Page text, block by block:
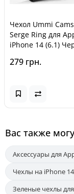
Чехол Ummi
Serge Ring для
iPhone 14 (6.1)
279 грн.
Вас также
Аксессуары для
Чехлы на iPhone 14
Зеленые чехлы